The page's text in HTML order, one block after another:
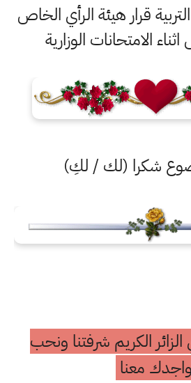
قرار هيئة الرأي الخاص
الامتحانات الوزارية
شكرا (لك / لكِ)
الكريم شرفتنا ونحب
معنا